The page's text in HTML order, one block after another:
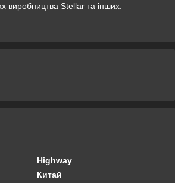
виробництва Stellar та інших.
Highway
Китай